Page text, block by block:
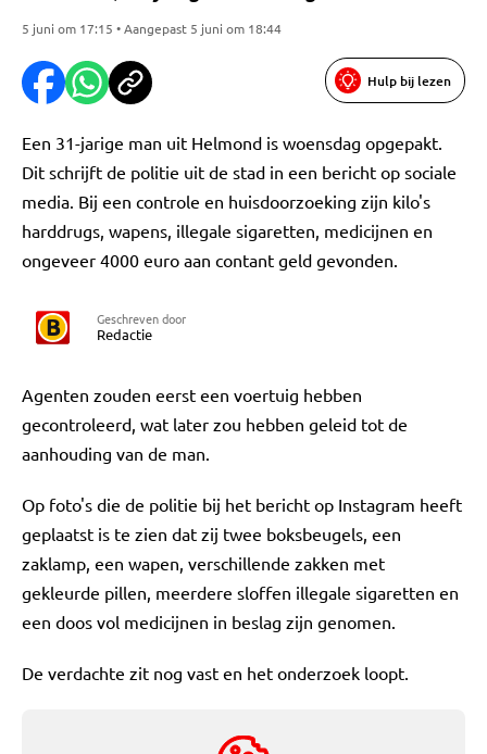
5 juni om 17:15 • Aangepast 5 juni om 18:44
Hulp bij lezen
Een 31-jarige man uit Helmond is woensdag opgepakt.
Dit schrijft de politie uit de stad in een bericht op sociale
media. Bij een controle en huisdoorzoeking zijn kilo's
harddrugs, wapens, illegale sigaretten, medicijnen en
ongeveer 4000 euro aan contant geld gevonden.
Geschreven door
Redactie
Agenten zouden eerst een voertuig hebben
gecontroleerd, wat later zou hebben geleid tot de
aanhouding van de man.
Op foto's die de politie bij het bericht op Instagram heeft
geplaatst is te zien dat zij twee boksbeugels, een
zaklamp, een wapen, verschillende zakken met
gekleurde pillen, meerdere sloffen illegale sigaretten en
een doos vol medicijnen in beslag zijn genomen.
De verdachte zit nog vast en het onderzoek loopt.